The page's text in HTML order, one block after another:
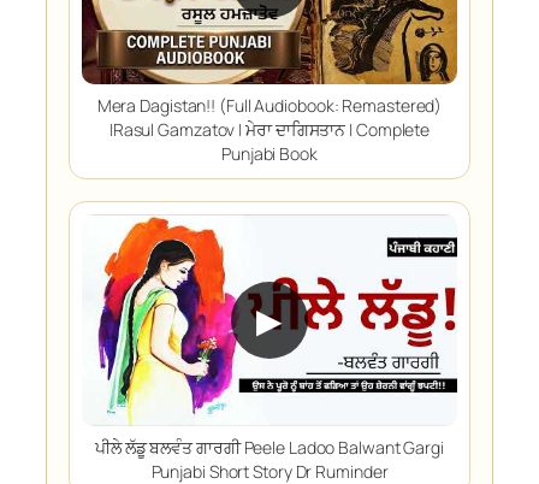
Mera Dagistan!! (Full Audiobook: Remastered)
|Rasul Gamzatov | ਮੇਰਾ ਦਾਗਿਸਤਾਨ | Complete
Punjabi Book
▶
ਪੀਲੇ ਲੱਡੂ ਬਲਵੰਤ ਗਾਰਗੀ Peele Ladoo Balwant Gargi
Punjabi Short Story Dr Ruminder